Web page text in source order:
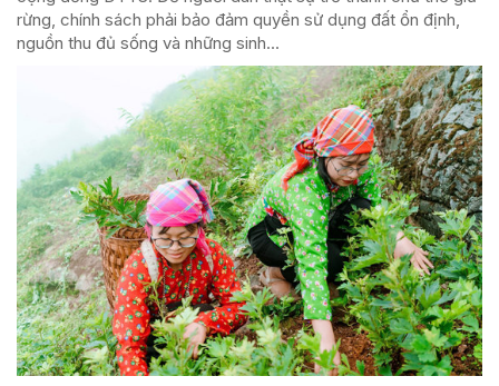
rừng, chính sách phải bảo đảm quyền sử dụng đất ổn định,
nguồn thu đủ sống và những sinh...